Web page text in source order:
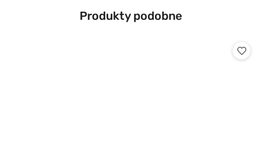
Pomiń karuzelę produktów
Produkty
Produkty podobne